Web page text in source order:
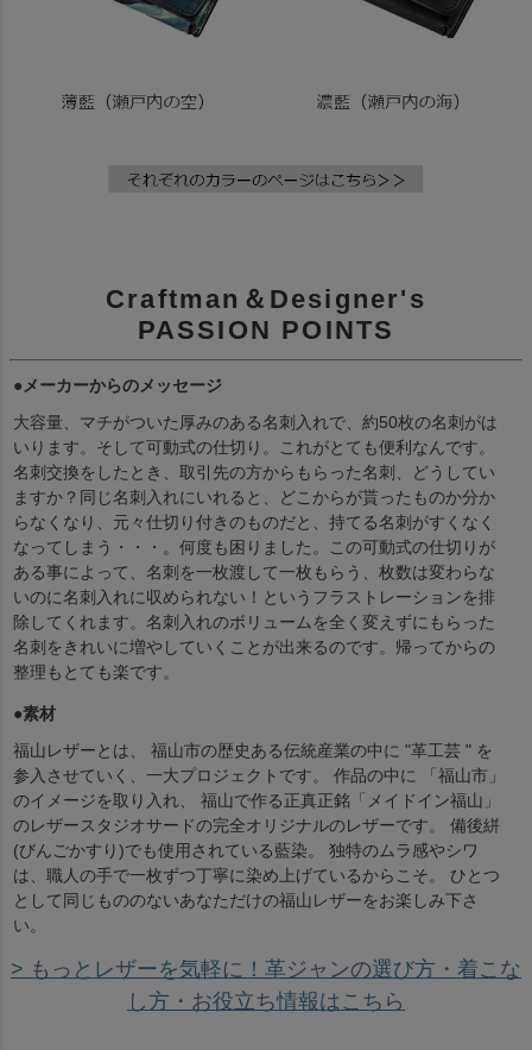
Craftman＆Designer's
PASSION POINTS
●メーカーからのメッセージ
大容量、マチがついた厚みのある名刺入れで、約50枚の名刺がは
いります。そして可動式の仕切り。これがとても便利なんです。
名刺交換をしたとき、取引先の方からもらった名刺、どうしてい
ますか？同じ名刺入れにいれると、どこからが貰ったものか分か
らなくなり、元々仕切り付きのものだと、持てる名刺がすくなく
なってしまう・・・。何度も困りました。この可動式の仕切りが
ある事によって、名刺を一枚渡して一枚もらう、枚数は変わらな
いのに名刺入れに収められない！というフラストレーションを排
除してくれます。名刺入れのボリュームを全く変えずにもらった
名刺をきれいに増やしていくことが出来るのです。帰ってからの
整理もとても楽です。
●素材
福山レザーとは、 福山市の歴史ある伝統産業の中に "革工芸 " を
参入させていく、一大プロジェクトです。 作品の中に 「福山市」
のイメージを取り入れ、 福山で作る正真正銘「メイドイン福山」
のレザースタジオサードの完全オリジナルのレザーです。 備後絣
(びんごかすり)でも使用されている藍染。 独特のムラ感やシワ
は、職人の手で一枚ずつ丁寧に染め上げているからこそ。 ひとつ
として同じもののないあなただけの福山レザーをお楽しみ下さ
い。
> もっとレザーを気軽に！革ジャンの選び方・着こな
し方・お役立ち情報はこちら